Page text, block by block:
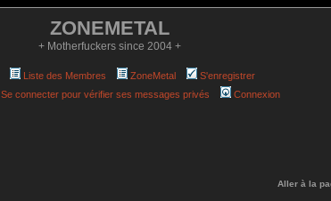
ZONEMETAL
+ Motherfuckers since 2004 +
Liste des Membres ZoneMetal
S'enregistrer
Se connecter pour vérifier ses messages privés Connexion
Aller à la